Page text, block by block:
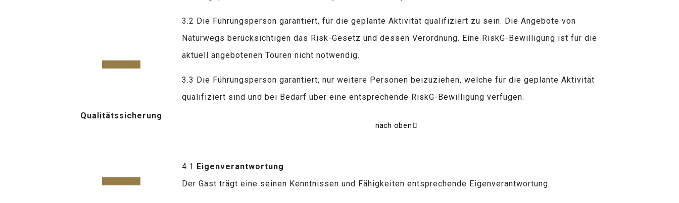
Qualitätssicherung
3.2 Die Führungsperson garantiert, für die geplante Aktivität qualifiziert zu sein. Die Angebote von
Naturwegs berücksichtigen das Risk-Gesetz und dessen Verordnung. Eine RiskG-Bewilligung ist für die
aktuell angebotenen Touren nicht notwendig.
3.3 Die Führungsperson garantiert, nur weitere Personen beizuziehen, welche für die geplante Aktivität
qualifiziert sind und bei Bedarf über eine entsprechende RiskG-Bewilligung verfügen.
nach oben
4.1 Eigenverantwortung
Der Gast trägt eine seinen Kenntnissen und Fähigkeiten entsprechende Eigenverantwortung.